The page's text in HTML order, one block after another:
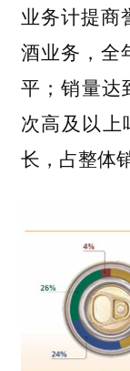
业务计提商
酒业务，全
平；销量达
次高及以上
长，占整体